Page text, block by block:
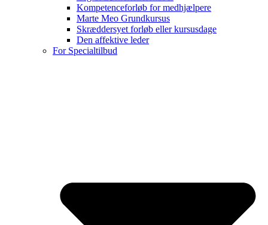
Kompetenceforløb for medhjælpere
Marte Meo Grundkursus
Skræddersyet forløb eller kursusdage
Den affektive leder
For Specialtilbud